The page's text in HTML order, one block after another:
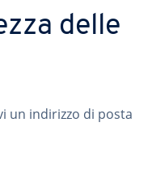
delle
un indirizzo di posta